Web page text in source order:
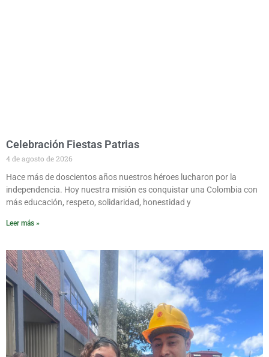
Celebración Fiestas Patrias
4 de agosto de 2026
Hace más de doscientos años nuestros héroes lucharon por la
independencia. Hoy nuestra misión es conquistar una Colombia con
más educación, respeto, solidaridad, honestidad y
Leer más »